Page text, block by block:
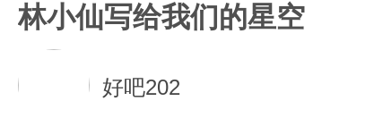
心没人能真的懂，有的时候连我们自
们。这本书告诉我们的，是我们不
有几个重要的人。了解你自己，了
林小仙写给我们的星空
好吧202